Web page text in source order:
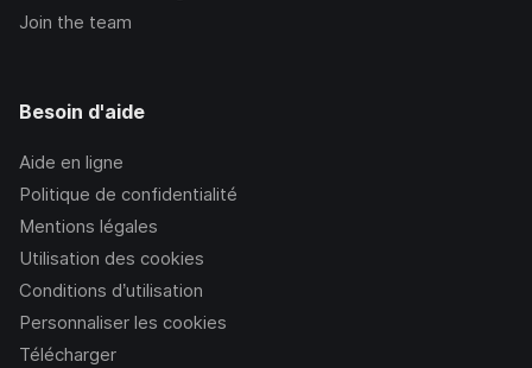
Join the team
Besoin d'aide
Aide en ligne
Politique de confidentialité
Mentions légales
Utilisation des cookies
Conditions d’utilisation
Personnaliser les cookies
Télécharger